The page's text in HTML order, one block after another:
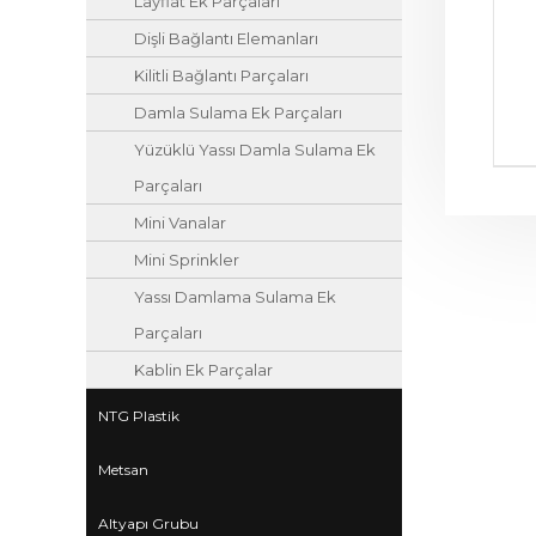
Dişli Bağlantı Elemanları
Kilitli Bağlantı Parçaları
Damla Sulama Ek Parçaları
Yüzüklü Yassı Damla Sulama Ek
Parçaları
Mini Vanalar
Mini Sprinkler
Yassı Damlama Sulama Ek
Parçaları
Kablin Ek Parçalar
NTG Plastik
Metsan
Altyapı Grubu